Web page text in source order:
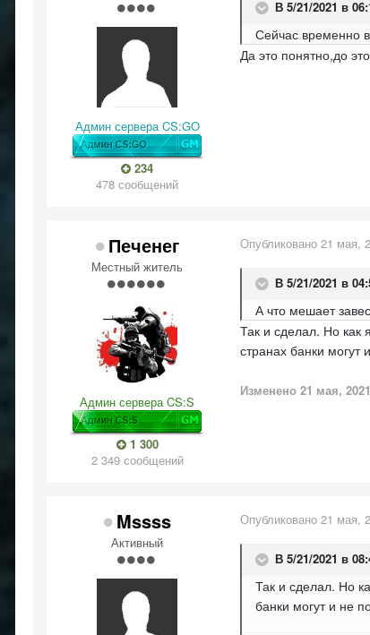
Админ сервера CS:GO
234
478 сообщений
В 5/21/2021 в
Сейчас временно
Да это понятно,до
Печенег
Местный житель
Админ сервера CS:S
1 300
2 349 сообщений
Опубликовано 21 мая,
В 5/21/2021 в
А что мешает
Так и сделал. Но как
странах банки могут
Изменено 21 мая, 2021
Mssss
Активный
Опубликовано 21 мая,
В 5/21/2021 в
Так и сделал. Но
банки могут и не